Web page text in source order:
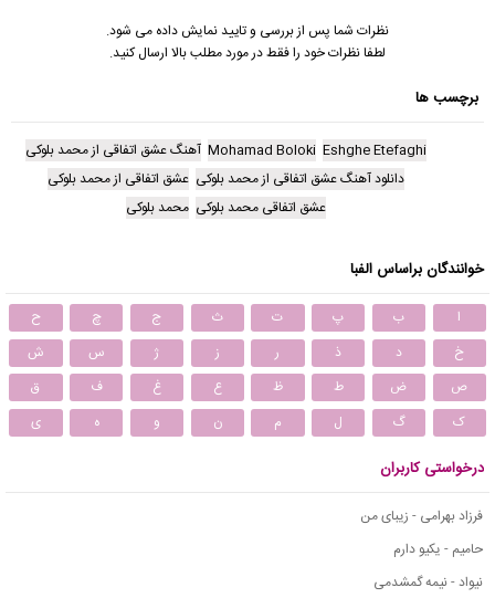
نظرات شما پس از بررسی و تایید نمایش داده می شود.
لطفا نظرات خود را فقط در مورد مطلب بالا ارسال کنید.
برچسب ها
Eshghe Etefaghi
Mohamad Boloki آهنگ عشق اتفاقی از محمد بلوکی
دانلود آهنگ عشق اتفاقی از محمد بلوکی عشق اتفاقی از محمد بلوکی
عشق اتفاقی محمد بلوکی محمد بلوکی
خوانندگان براساس الفبا
ا ب پ ت ث ج چ
ح
خ
د ذ ر ز ژ س
ش
ص
ض ط ظ ع غ ف
ق
ک
گ ل م ن و ه ی
درخواستی کاربران
فرزاد بهرامی - زیبای من
حامیم - یکیو دارم
نیواد - نیمه گمشدمی